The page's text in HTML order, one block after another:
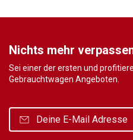
Nichts mehr
Sei einer der ersten und
Gebrauchtwagen Angeboten.